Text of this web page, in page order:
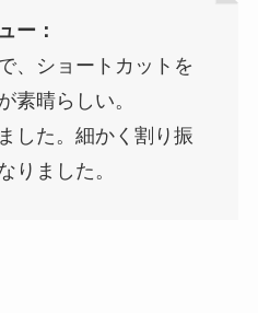
ー：
、ショートカットを
素晴らしい。
した。細かく割り振
りました。